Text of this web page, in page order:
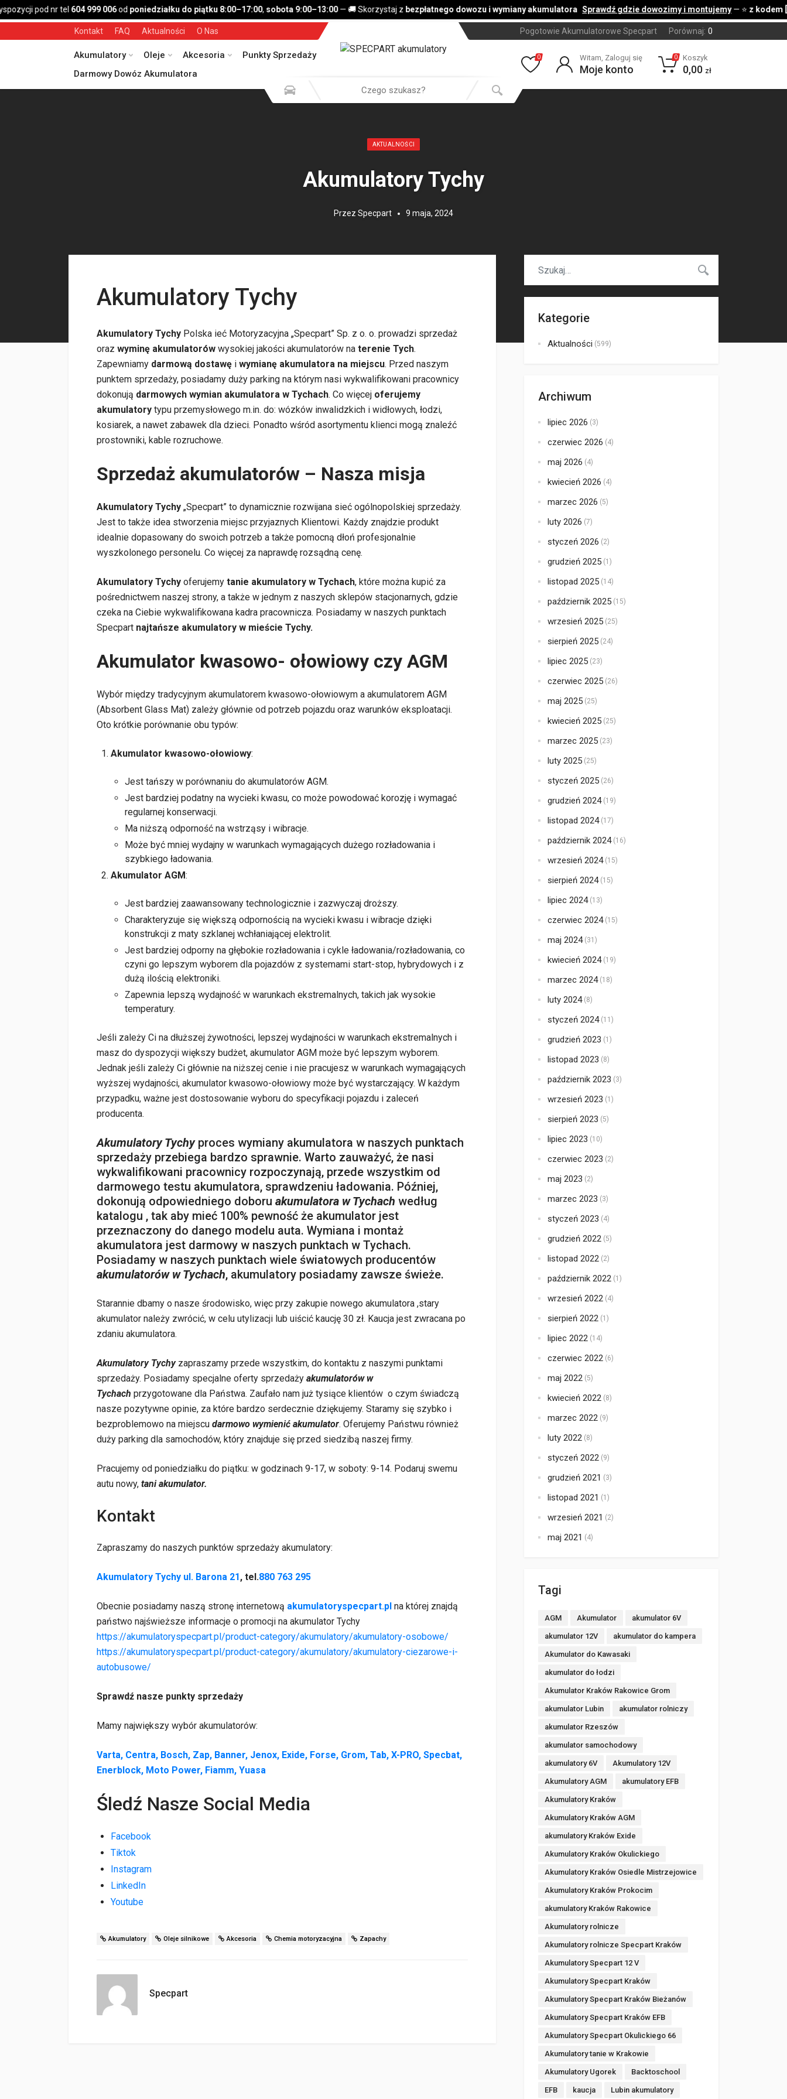
pod nr tel604 999 006odponiedziałku do piątku 8:00–17:00,sobota 9:00–13:00— 🚚 Skorzystaj zbezpłatnego dowozu i wymiany akumulatora Sprawdź gdzie dowozimy i montujemy— ⭐ z kodem [
Kontakt FAQ Aktualności O Nas Pogotowie Akumulatorowe Specpart Porównaj: 0
Akumulatory Oleje Akcesoria
Punkty Sprzedaży
Darmowy Dowóz Akumulatora
0 Witam, Zaloguj się
Moje konto
0 Koszyk
0,00 zł
Opublikowany w:
AKTUALNOŚCI
Akumulatory Tychy
Przez Specpart 9 maja, 2024
Akumulatory Tychy
Akumulatory Tychy Polska ieć Motoryzacyjna „Specpart” Sp. z o. o. prowadzi sprzedaż
oraz wyminę akumulatorów wysokiej jakości akumulatorów na terenie Tych.
Zapewniamy darmową dostawę i wymianę akumulatora na miejscu. Przed naszym
punktem sprzedaży, posiadamy duży parking na którym nasi wykwalifikowani pracownicy
dokonują darmowych wymian akumulatora w Tychach. Co więcej oferujemy
akumulatory typu przemysłowego m.in. do: wózków inwalidzkich i widłowych, łodzi,
kosiarek, a nawet zabawek dla dzieci. Ponadto wśród asortymentu klienci mogą znaleźć
prostowniki, kable rozruchowe.
Sprzedaż akumulatorów – Nasza misja
Akumulatory Tychy „Specpart” to dynamicznie rozwijana sieć ogólnopolskiej sprzedaży.
Jest to także idea stworzenia miejsc przyjaznych Klientowi. Każdy znajdzie produkt
idealnie dopasowany do swoich potrzeb a także pomocną dłoń profesjonalnie
wyszkolonego personelu. Co więcej za naprawdę rozsądną cenę.
Akumulatory Tychy oferujemy tanie akumulatory w Tychach, które można kupić za
pośrednictwem naszej strony, a także w jednym z naszych sklepów stacjonarnych, gdzie
czeka na Ciebie wykwalifikowana kadra pracownicza. Posiadamy w naszych punktach
Specpart najtańsze akumulatory w mieście Tychy.
Akumulator kwasowo- ołowiowy czy AGM
Wybór między tradycyjnym akumulatorem kwasowo-ołowiowym a akumulatorem AGM
(Absorbent Glass Mat) zależy głównie od potrzeb pojazdu oraz warunków eksploatacji.
Oto krótkie porównanie obu typów:
Akumulator kwasowo-ołowiowy:
Jest tańszy w porównaniu do akumulatorów AGM.
Jest bardziej podatny na wycieki kwasu, co może powodować korozję i wymagać
regularnej konserwacji.
Ma niższą odporność na wstrząsy i wibracje.
Może być mniej wydajny w warunkach wymagających dużego rozładowania i
szybkiego ładowania.
Akumulator AGM:
Jest bardziej zaawansowany technologicznie i zazwyczaj droższy.
Charakteryzuje się większą odpornością na wycieki kwasu i wibracje dzięki
konstrukcji z maty szklanej wchłaniającej elektrolit.
Jest bardziej odporny na głębokie rozładowania i cykle ładowania/rozładowania, co
czyni go lepszym wyborem dla pojazdów z systemami start-stop, hybrydowych i z
dużą ilością elektroniki.
Zapewnia lepszą wydajność w warunkach ekstremalnych, takich jak wysokie
temperatury.
Jeśli zależy Ci na dłuższej żywotności, lepszej wydajności w warunkach ekstremalnych i
masz do dyspozycji większy budżet, akumulator AGM może być lepszym wyborem.
Jednak jeśli zależy Ci głównie na niższej cenie i nie pracujesz w warunkach wymagających
wyższej wydajności, akumulator kwasowo-ołowiowy może być wystarczający. W każdym
przypadku, ważne jest dostosowanie wyboru do specyfikacji pojazdu i zaleceń
producenta.
Akumulatory Tychyproces wymiany akumulatora w naszych punktach
sprzedaży przebiega bardzo sprawnie. Warto zauważyć, że nasi
wykwalifikowani pracownicy rozpoczynają, przede wszystkim od
darmowego testu akumulatora, sprawdzeniu ładowania. Później,
dokonują odpowiedniego doboru akumulatora w Tychach według
katalogu , tak aby mieć 100% pewność że akumulator jest
przeznaczony do danego modelu auta. Wymiana i montaż
akumulatora jest darmowy w naszych punktach w Tychach.
Posiadamy w naszych punktach wiele światowych producentów
akumulatorów w Tychach, akumulatory posiadamy zawsze świeże.
Starannie dbamy o nasze środowisko, więc przy zakupie nowego akumulatora ,stary
akumulator należy zwrócić, w celu utylizacji lub uiścić kaucję 30 zł. Kaucja jest zwracana po
zdaniu akumulatora.
Akumulatory Tychyzapraszamy przede wszystkim, do kontaktu z naszymi punktami
sprzedaży. Posiadamy specjalne oferty sprzedaży akumulatorów w
Tychach przygotowane dla Państwa. Zaufało nam już tysiące klientów o czym świadczą
nasze pozytywne opinie, za które bardzo serdecznie dziękujemy. Staramy się szybko i
bezproblemowo na miejscu darmowo wymienić akumulator. Oferujemy Państwu również
duży parking dla samochodów, który znajduje się przed siedzibą naszej firmy.
Pracujemy od poniedziałku do piątku: w godzinach 9-17, w soboty: 9-14. Podaruj swemu
autu nowy, tani akumulator.
Kontakt
Zapraszamy do naszych punktów sprzedaży akumulatory:
Akumulatory Tychy ul. Barona 21, tel.880 763 295
Obecnie posiadamy naszą stronę internetową akumulatoryspecpart.pl na której znajdą
państwo najświeższe informacje o promocji na akumulator Tychy
https://akumulatoryspecpart.pl/product-category/akumulatory/akumulatory-osobowe/
https://akumulatoryspecpart.pl/product-category/akumulatory/akumulatory-ciezarowe-i-
autobusowe/
Sprawdź nasze punkty sprzedaży
Mamy największy wybór akumulatorów:
Varta, Centra, Bosch, Zap, Banner, Jenox, Exide, Forse, Grom, Tab, X-PRO, Specbat,
Enerblock, Moto Power, Fiamm, Yuasa
Śledź Nasze Social Media
Facebook
Tiktok
Instagram
LinkedIn
Youtube
Akumulatory Oleje silnikowe Akcesoria Chemia motoryzacyjna Zapachy
Specpart
Kategorie
Aktualności (599)
Archiwum
lipiec 2026 (3)
czerwiec 2026 (4)
maj 2026 (4)
kwiecień 2026 (4)
marzec 2026 (5)
luty 2026 (7)
styczeń 2026 (2)
grudzień 2025 (1)
listopad 2025 (14)
październik 2025 (15)
wrzesień 2025 (25)
sierpień 2025 (24)
lipiec 2025 (23)
czerwiec 2025 (26)
maj 2025 (25)
kwiecień 2025 (25)
marzec 2025 (23)
luty 2025 (25)
styczeń 2025 (26)
grudzień 2024(19)
listopad 2024(17)
październik 2024(16)
wrzesień 2024(15)
sierpień 2024(15)
lipiec 2024(13)
czerwiec 2024(15)
maj 2024(31)
kwiecień 2024(19)
marzec 2024(18)
luty 2024(8)
styczeń 2024(11)
grudzień 2023 (1)
listopad 2023 (8)
październik 2023 (3)
wrzesień 2023 (1)
sierpień 2023 (5)
lipiec 2023 (10)
czerwiec 2023 (2)
maj 2023 (2)
marzec 2023 (3)
styczeń 2023 (4)
grudzień 2022 (5)
listopad 2022 (2)
październik 2022 (1)
wrzesień 2022 (4)
sierpień 2022 (1)
lipiec 2022 (14)
czerwiec 2022 (6)
maj 2022 (5)
kwiecień 2022 (8)
marzec 2022 (9)
luty 2022 (8)
styczeń 2022 (9)
grudzień 2021 (3)
listopad 2021 (1)
wrzesień 2021 (2)
maj 2021 (4)
Tagi
AGM Akumulator akumulator 6V
akumulator 12V akumulator do kampera
Akumulator do Kawasaki
akumulator do łodzi
Akumulator Kraków Rakowice Grom
akumulator Lubin akumulator rolniczy
akumulator Rzeszów
akumulator samochodowy
akumulatory 6V Akumulatory 12V
Akumulatory AGM akumulatory EFB
Akumulatory Kraków
Akumulatory Kraków AGM
akumulatory Kraków Exide
Akumulatory Kraków Okulickiego
Akumulatory Kraków Osiedle Mistrzejowice
Akumulatory Kraków Prokocim
akumulatory Kraków Rakowice
Akumulatory rolnicze
Akumulatory rolnicze Specpart Kraków
Akumulatory Specpart 12 V
Akumulatory Specpart Kraków
Akumulatory Specpart Kraków Bieżanów
Akumulatory Specpart Kraków EFB
Akumulatory Specpart Okulickiego 66
Akumulatory tanie w Krakowie
Akumulatory Ugorek Backtoschool
EFB kaucja Lubin akumulatory